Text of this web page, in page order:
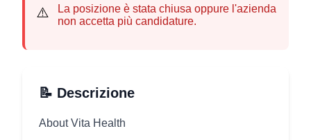
⚠️
La posizione è stata chiusa oppure l'azienda
non accetta più candidature.
📝 Descrizione
About Vita Health